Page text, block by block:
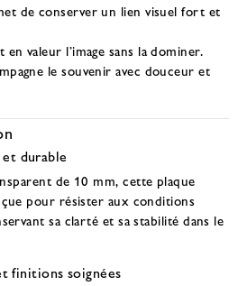
de conserver un lien visuel fort et
en valeur l’image sans la dominer.
le souvenir avec douceur et
durable
de 10 mm, cette plaque
pour résister aux conditions
sa clarté et sa stabilité dans le
finitions soignées